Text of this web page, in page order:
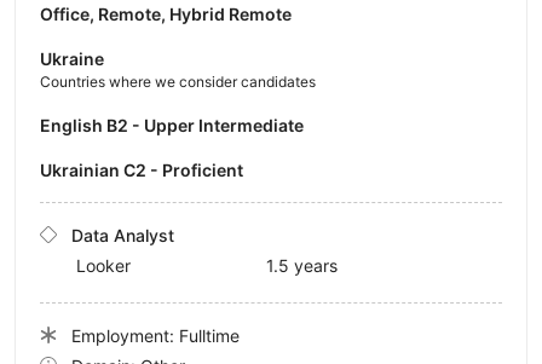
Office, Remote, Hybrid Remote
Ukraine
Countries where we consider candidates
English B2 - Upper Intermediate
Ukrainian C2 - Proficient
Data Analyst
Looker
1.5 years
Employment: Fulltime